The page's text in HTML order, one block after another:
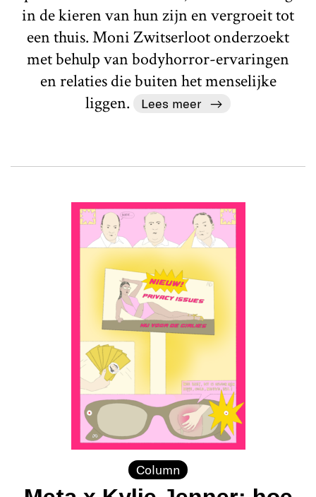
in de kieren van hun zijn en vergroeit tot
een thuis. Moni Zwitserloot onderzoekt
met behulp van bodyhorror-ervaringen
en relaties die buiten het menselijke
liggen.
Lees meer
Column